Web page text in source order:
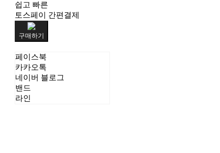
쉽고 빠른
토스페이 간편결제
구매하기
페이스북
카카오톡
네이버 블로그
밴드
라인